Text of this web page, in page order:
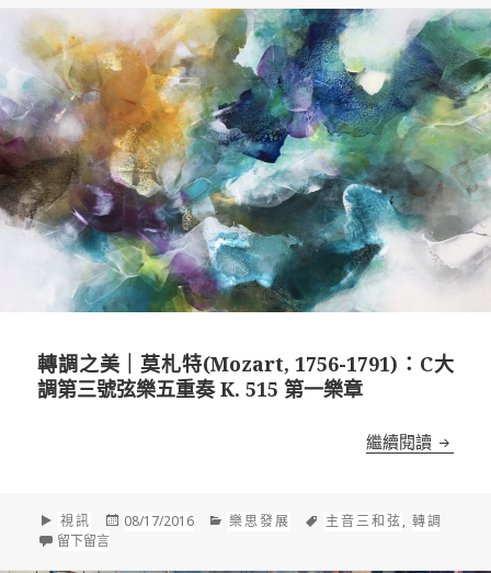
轉調之美｜莫札特(Mozart, 1756-1791)：C大
調第三號弦樂五重奏 K. 515 第一樂章
繼續閱讀 轉調
格
式
視訊
發
08/17/2016
分
樂思發展
標
主音三和弦, 轉調
留下留言在 轉調之美｜莫札特(Mozart, 1756-1791)：C大調第三號弦樂五